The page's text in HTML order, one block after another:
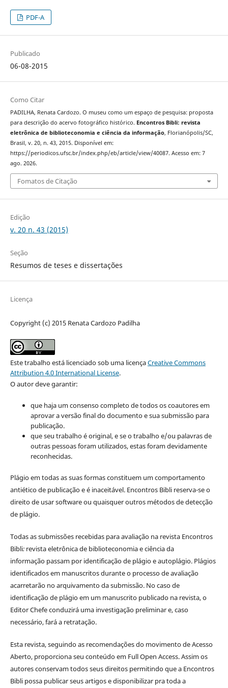
PDF-A
Publicado
06-08-2015
Como Citar
PADILHA, Renata Cardozo. O museu como um espaço de pesquisa: proposta
para descrição do acervo fotográfico histórico. Encontros Bibli: revista
eletrônica de biblioteconomia e ciência da informação, Florianópolis/SC,
Brasil, v. 20, n. 43, 2015. Disponível em:
https://periodicos.ufsc.br/index.php/eb/article/view/40087. Acesso em: 7
ago. 2026.
Fomatos de Citação
Edição
v. 20 n. 43 (2015)
Seção
Resumos de teses e dissertações
Licença
Copyright (c) 2015 Renata Cardozo Padilha
Este trabalho está licenciado sob uma licençaCreative Commons
Attribution 4.0 International License.
O autor deve garantir:
que haja um consenso completo de todos os coautores em
aprovar a versão final do documento e sua submissão para
publicação.
que seu trabalho é original, e se o trabalho e/ou palavras de
outras pessoas foram utilizados, estas foram devidamente
reconhecidas.
Plágio em todas as suas formas constituem um comportamento
antiético de publicação e é inaceitável. Encontros Bibli reserva-se o
direito de usar software ou quaisquer outros métodos de detecção
de plágio.
Todas as submissões recebidas para avaliação na revista Encontros
Bibli: revista eletrônica de biblioteconomia e ciência da
informaçãopassam por identificação de plágio e autoplágio. Plágios
identificados em manuscritos durante o processo de avaliação
acarretarão no arquivamento da submissão. No caso de
identificação de plágio em um manuscrito publicado na revista, o
Editor Chefe conduzirá uma investigação preliminar e, caso
necessário, fará a retratação.
Esta revista, seguindo as recomendações do movimento de Acesso
Aberto, proporciona seu conteúdo em Full Open Access. Assim os
autores conservam todos seus direitos permitindo que a Encontros
Bibli possa publicar seus artigos e disponibilizar pra toda a